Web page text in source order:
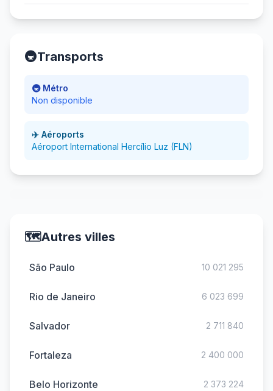
🚇Transports
🚇 Métro
Non disponible
✈️ Aéroports
Aéroport International Hercílio Luz (FLN)
🗺️Autres villes
São Paulo 10 021 295
Rio de Janeiro 6 023 699
Salvador 2 711 840
Fortaleza 2 400 000
Belo Horizonte 2 373 224